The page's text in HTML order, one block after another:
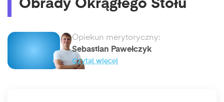
Obrady Okrągłego Stołu
Opiekun merytoryczny:
Sebastian Pawełczyk
Czytaj więcej